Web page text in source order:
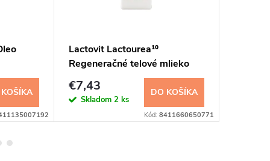
Lactovit Lactourea¹⁰
Regeneračné telové mlieko
400 ml
€7,43
Skladom 2 ks
DO KOŠÍKA
Kód: 8411660650771